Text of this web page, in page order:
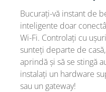
Bucurați-vă instant de
inteligente doar
Wi-Fi. Controlați cu
sunteți departe de
aprindă și să se stingă
instalați un hardware
sau un gateway!